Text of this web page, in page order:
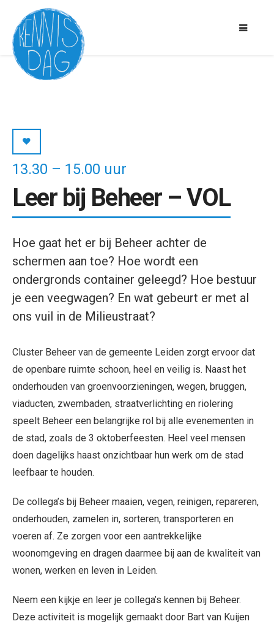
13.30 – 15.00 uur
Leer bij Beheer – VOL
Hoe gaat het er bij Beheer achter de
schermen aan toe? Hoe wordt een
ondergronds container geleegd? Hoe bestuur
je een veegwagen? En wat gebeurt er met al
ons vuil in de Milieustraat?
Cluster Beheer van de gemeente Leiden zorgt ervoor dat
de openbare ruimte schoon, heel en veilig is. Naast het
onderhouden van groenvoorzieningen, wegen, bruggen,
viaducten, zwembaden, straatverlichting en riolering
speelt Beheer een belangrijke rol bij alle evenementen in
de stad, zoals de 3 oktoberfeesten. Heel veel mensen
doen dagelijks haast onzichtbaar hun werk om de stad
leefbaar te houden.
De collega’s bij Beheer maaien, vegen, reinigen, repareren,
onderhouden, zamelen in, sorteren, transporteren en
voeren af. Ze zorgen voor een aantrekkelijke
woonomgeving en dragen daarmee bij aan de kwaliteit van
wonen, werken en leven in Leiden.
Neem een kijkje en leer je collega’s kennen bij Beheer.
Deze activiteit is mogelijk gemaakt door Bart van Kuijen